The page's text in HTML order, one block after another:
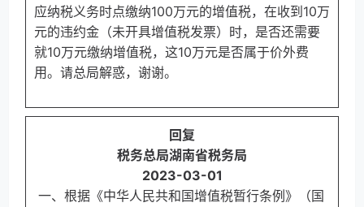
应纳税义务时点缴纳100万元的增值税，在收到10万
元的违约金（未开具增值税发票）时，是否还需要
就10万元缴纳增值税，这10万元是否属于价外费
用。请总局解惑，谢谢。
回复
税务总局湖南省税务局
2023-03-01
一、根据《中华人民共和国增值税暂行条例》（国